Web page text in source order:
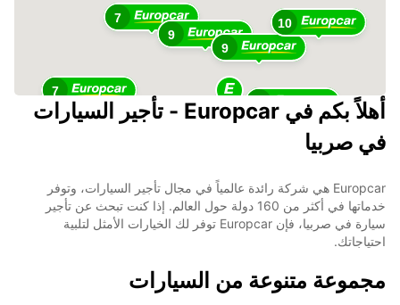
7
9
9
10
7
أهلاً بكم في Europcar - تأجير السيارات
في صربيا
Europcar هي شركة رائدة عالمياً في مجال تأجير السيارات، وتوفر
خدماتها في أكثر من 160 دولة حول العالم. إذا كنت تبحث عن تأجير
سيارة في صربيا، فإن Europcar توفر لك الخيارات الأمثل لتلبية
احتياجاتك.
مجموعة متنوعة من السيارات